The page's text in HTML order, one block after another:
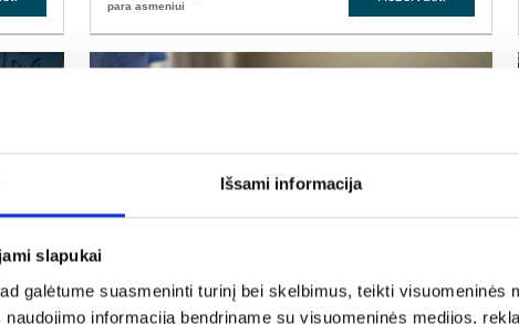
Išsami informacija
slapukai
galėtume suasmeninti turinį bei skelbimus, teikti visuomeninės
informaciją bendriname su visuomeninės medijos,
para asmeniui
15% nuolaida rugpjūčio mėn.
Laikas sau